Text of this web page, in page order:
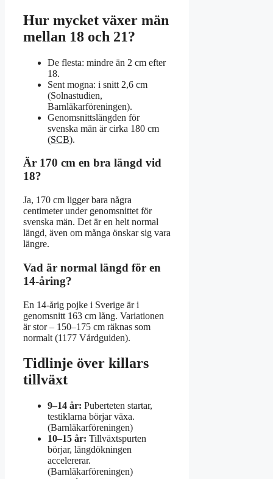
Hur mycket växer män
mellan 18 och 21?
De flesta: mindre än 2 cm efter
18.
Sent mogna: i snitt 2,6 cm
(Solnastudien,
Barnläkarföreningen).
Genomsnittslängden för
svenska män är cirka 180 cm
(SCB).
Är 170 cm en bra längd vid
18?
Ja, 170 cm ligger bara några
centimeter under genomsnittet för
svenska män. Det är en helt normal
längd, även om många önskar sig vara
längre.
Vad är normal längd för en
14-åring?
En 14-årig pojke i Sverige är i
genomsnitt 163 cm lång. Variationen
är stor – 150–175 cm räknas som
normalt (1177 Vårdguiden).
Tidlinje över killars
tillväxt
9–14 år: Puberteten startar,
testiklarna börjar växa.
(Barnläkarföreningen)
10–15 år: Tillväxtspurten
börjar, längdökningen
accelererar.
(Barnläkarföreningen)